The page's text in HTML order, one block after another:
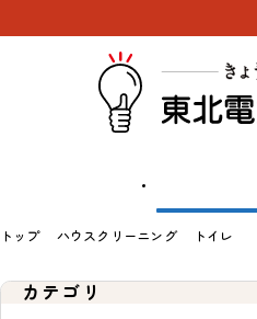
トップ ハウスクリーニング トイレ
カテゴリ